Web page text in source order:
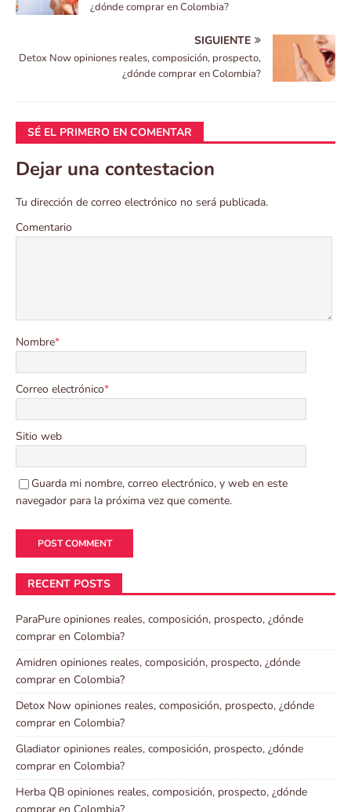
¿dónde comprar en Colombia?
SIGUIENTE
Detox Now opiniones reales, composición, prospecto,
¿dónde comprar en Colombia?
SÉ EL PRIMERO EN COMENTAR
Dejar una contestacion
Tu dirección de correo electrónico no será publicada.
Comentario
Nombre*
Correo electrónico*
Sitio web
Guarda mi nombre, correo electrónico, y web en este
navegador para la próxima vez que comente.
RECENT POSTS
ParaPure opiniones reales, composición, prospecto, ¿dónde
comprar en Colombia?
Amidren opiniones reales, composición, prospecto, ¿dónde
comprar en Colombia?
Detox Now opiniones reales, composición, prospecto, ¿dónde
comprar en Colombia?
Gladiator opiniones reales, composición, prospecto, ¿dónde
comprar en Colombia?
Herba QB opiniones reales, composición, prospecto, ¿dónde